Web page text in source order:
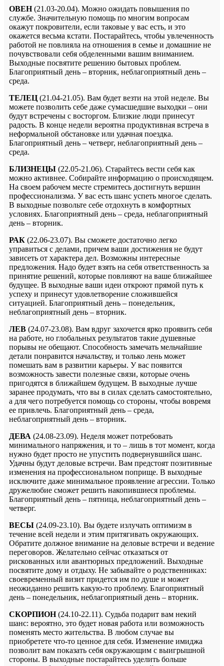
ОВЕН(21.03-20.04). Можно ожидать повышения по
службе. Значительную помощь по многим вопросам
окажут покровители, если таковые у вас есть, и это
окажется весьма кстати. Постарайтесь, чтобы увлеченность
работой не повлияла на отношения в семье и домашние не
почувствовали себя обделенными вашим вниманием.
Выходные посвятите решению бытовых проблем.
Благоприятный день – вторник, неблагоприятный день –
среда.
ТЕЛЕЦ (21.04-21.05). Вам будет везти на этой неделе. Вы
можете позволить себе даже сумасшедшие выходки – они
будут встречены с восторгом. Близкие люди принесут
радость. В конце недели вероятна продуктивная встреча в
неформальной обстановке или удачная поездка.
Благоприятный день – четверг, неблагоприятный день –
среда.
БЛИЗНЕЦЫ (22.05-21.06). Старайтесь вести себя как
можно активнее. Собирайте информацию о происходящем.
На своем рабочем месте стремитесь достигнуть вершин
профессионализма. У вас есть шанс успеть многое сделать.
В выходные позвольте себе отдохнуть в комфортных
условиях. Благоприятный день – среда, неблагоприятный
день – вторник.
РАК (22.06-23.07). Вы сможете достаточно легко
управиться с делами, причем ваши достижения не будут
зависеть от характера дел. Возможны интересные
предложения. Надо будет взять на себя ответственность за
принятие решений, которые повлияют на ваше ближайшее
будущее. В выходные ваши идеи откроют прямой путь к
успеху и принесут удовлетворение сложившейся
ситуацией. Благоприятный день – понедельник,
неблагоприятный день – вторник.
ЛЕВ (24.07-23.08). Вам вдруг захочется ярко проявить себя
на работе, но глобальных результатов такие душевные
порывы не обещают. Способность замечать мельчайшие
детали понравится начальству, и только лень может
помешать вам в развитии карьеры. У вас появится
возможность завести полезные связи, которые очень
пригодятся в ближайшем будущем. В выходные лучше
заранее продумать, что вы в силах сделать самостоятельно,
а для чего потребуется помощь со стороны, чтобы вовремя
ее привлечь. Благоприятный день – среда,
неблагоприятный день – вторник.
ДЕВА (24.08-23.09). Неделя может потребовать
минимального напряжения, и то – лишь в тот момент, когда
нужно будет просто не упустить подвернувшийся шанс.
Удачны будут деловые встречи. Вам предстоят позитивные
изменения на профессиональном поприще. В выходные
исключите даже минимальное проявление агрессии. Только
дружелюбие сможет решить накопившиеся проблемы.
Благоприятный день – пятница, неблагоприятный день –
четверг.
ВЕСЫ (24.09-23.10). Вы будете излучать оптимизм в
течение всей недели и этим притягивать окружающих.
Обратите должное внимание на деловые встречи и ведение
переговоров. Желательно сейчас отказаться от
рискованных или авантюрных предложений. Выходные
посвятите дому и отдыху. Не забывайте о родственниках:
своевременный визит придется им по душе и может
неожиданно решить какую-то проблему. Благоприятный
день – понедельник, неблагоприятный день – вторник.
СКОРПИОН(24.10-22.11). Судьба подарит вам некий
шанс: вероятно, это будет новая работа или возможность
поменять место жительства. В любом случае вы
приобретете что-то ценное для себя. Изменение имиджа
позволит вам показать себя окружающим с выигрышной
стороны. В выходные постарайтесь уделить больше